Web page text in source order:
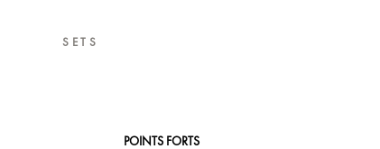
SETS
POINTS FORTS